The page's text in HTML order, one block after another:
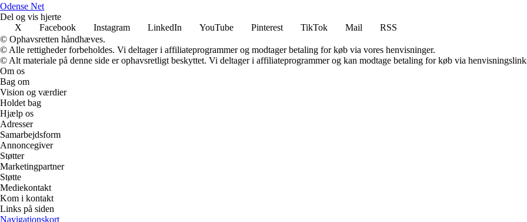
Odense Net
Del og vis hjerte
X
Facebook Instagram LinkedIn YouTube Pinterest TikTok Mail
RSS
© Ophavsretten håndhæves.
© Alle rettigheder forbeholdes. Vi deltager i affiliateprogrammer og modtager betaling for køb via vores henvisninger.
© Alt materiale på denne side er ophavsretligt beskyttet. Vi deltager i affiliateprogrammer og kan modtage betaling for køb via
Om os
Bag om
Vision og værdier
Holdet bag
Hjælp os
Adresser
Samarbejdsform
Annoncegiver
Støtter
Marketingpartner
Støtte
Mediekontakt
Kom i kontakt
Links på siden
Navigationskort